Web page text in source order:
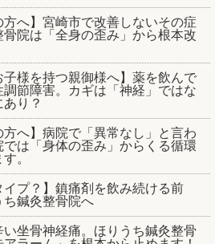
へ】宮崎市で改善しないその症
院は「全身の歪み」から根本改
子様を持つ親御様へ】薬を飲んで
調節障害。カギは「神経」ではな
り？
方へ】病院で「異常なし」と言わ
は「身体の歪み」からくる循環
。
イプ？】鎮痛剤を飲み続ける前
ち鍼灸整骨院へ
坐骨神経痛。ほりうち鍼灸整骨